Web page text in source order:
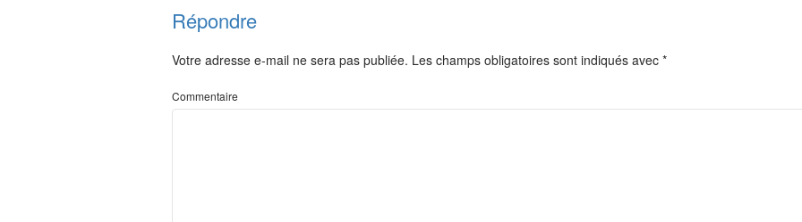
Répondre
Votre adresse e-mail ne sera pas publiée. Les champs obligatoires sont indiqués avec *
Commentaire